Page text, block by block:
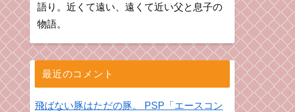
語り。近くて遠い、遠くて近い父と息子の
物語。
最近のコメント
飛ばない豚はただの豚。 PSP「エースコン